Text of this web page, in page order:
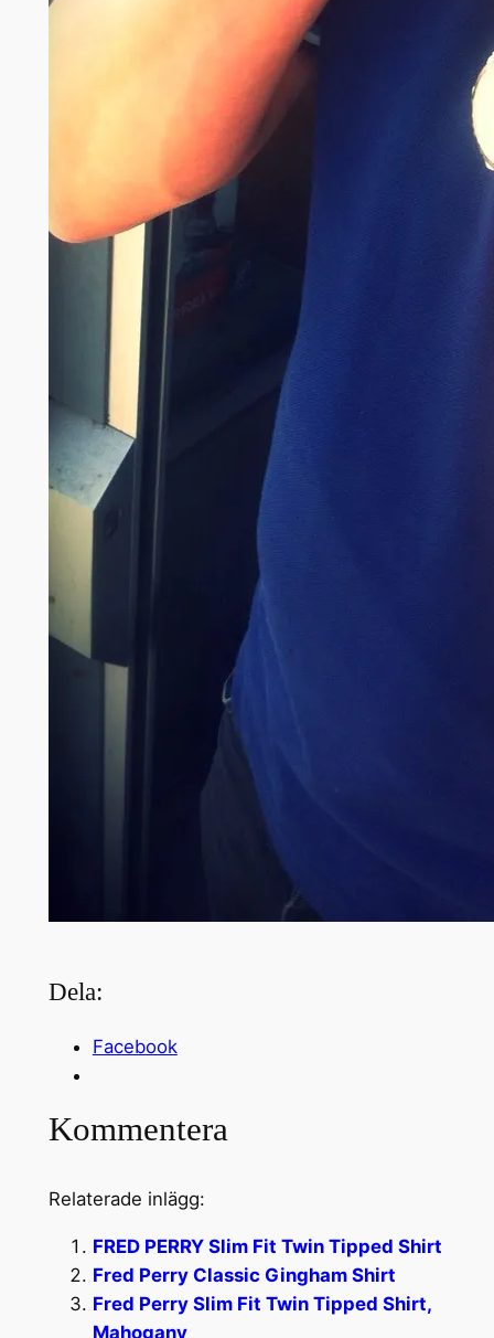
Dela:
Facebook
Kommentera
Relaterade inlägg:
FRED PERRY Slim Fit Twin Tipped Shirt
Fred Perry Classic Gingham Shirt
Fred Perry Slim Fit Twin Tipped Shirt,
Mahogany